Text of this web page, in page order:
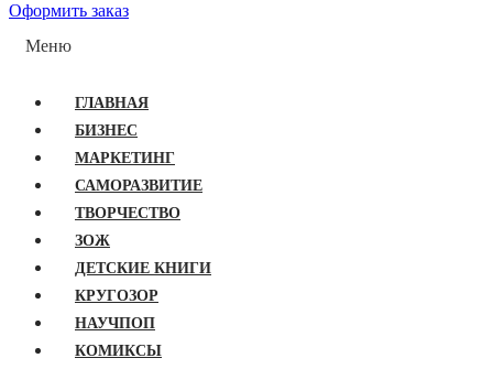
Оформить заказ
Меню
ГЛАВНАЯ
БИЗНЕС
МАРКЕТИНГ
САМОРАЗВИТИЕ
ТВОРЧЕСТВО
ЗОЖ
ДЕТСКИЕ КНИГИ
КРУГОЗОР
НАУЧПОП
КОМИКСЫ